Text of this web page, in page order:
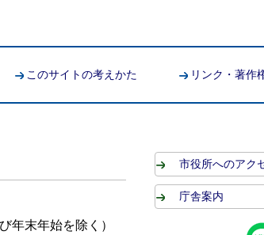
このサイトの考えかた リンク・著作
年末年始を除く）
市役所へのアク
庁舎案内